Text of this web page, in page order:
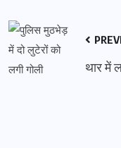
थार में